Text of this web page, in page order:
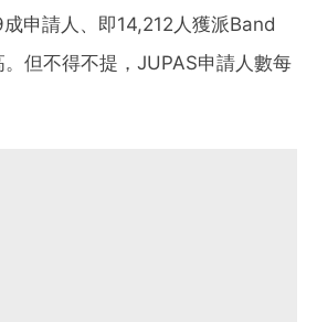
申請人、即14,212人獲派Band
但不得不提，JUPAS申請人數每